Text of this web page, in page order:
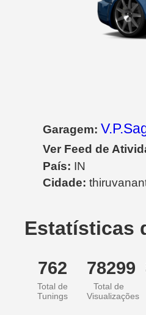
Garagem:
Ver Feed de
País: IN
Cidade:
Estatísticas
762
Total de
Tunings
78299
Total de
Visualizações